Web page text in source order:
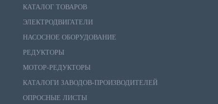
КАТАЛОГ ТОВАРОВ
ЭЛЕКТРОДВИГАТЕЛИ
НАСОСНОЕ ОБОРУДОВАНИЕ
РЕДУКТОРЫ
МОТОР-РЕДУКТОРЫ
КАТАЛОГИ ЗАВОДОВ-ПРОИЗВОДИТЕЛЕЙ
ОПРОСНЫЕ ЛИСТЫ